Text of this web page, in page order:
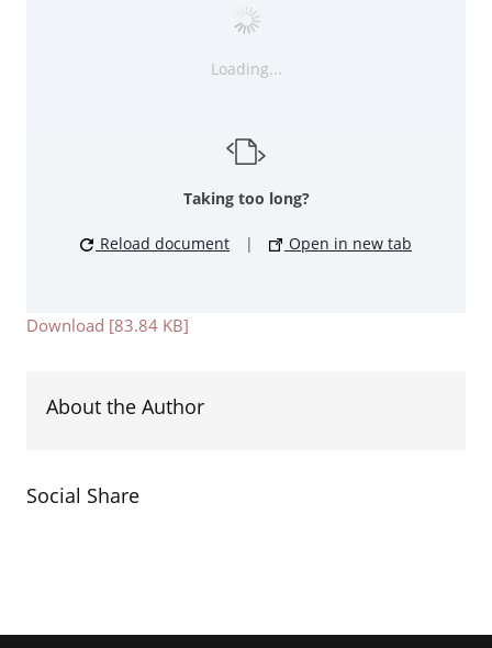
Loading...
Taking too long?
Reload document | Open in new tab
Download [83.84 KB]
About the Author
Social Share